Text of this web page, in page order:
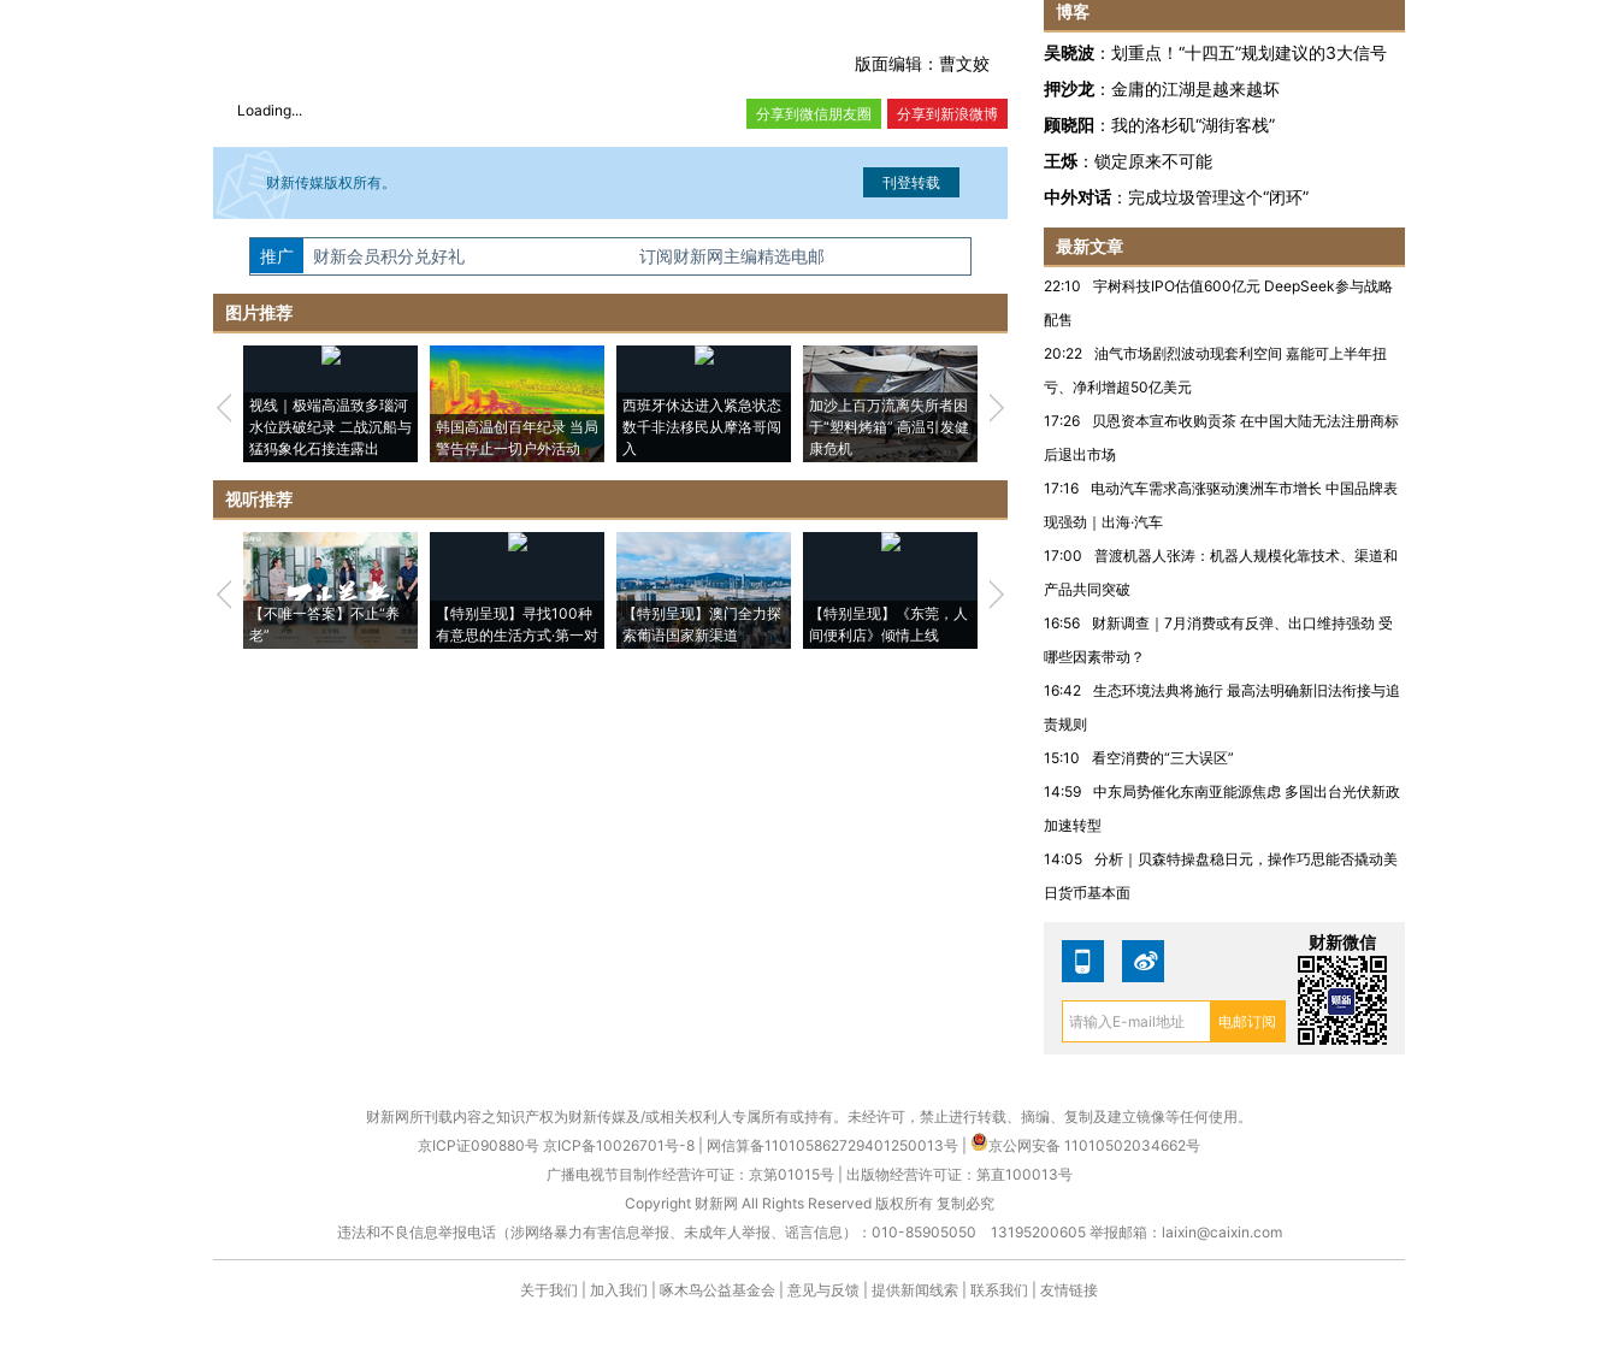
版面编辑：曹文姣
Loading... 分享到新浪微博
分享到微信朋友圈
财新传媒版权所有。
如需刊登转载请点击右侧按钮，提交相关信息。经确认即可刊登转载。
推广 财新会员积分兑好礼 订阅财新网主编精选电邮
图片推荐
视线｜极端高温致多瑙河
水位跌破纪录 二战沉船与
猛犸象化石接连露出
韩国高温创百年纪录 当局
警告停止一切户外活动
西班牙休达进入紧急状态
数千非法移民从摩洛哥闯
入
加沙上百万流离失所者困
于“塑料烤箱” 高温引发健
康危机
视线｜HYROX的吸金
术：是什么让中产们甘
心“花钱找虐”？
粒摇头丸 尿检体内含3种
度Z世代 用街头抗争将教
视听推荐
【不唯一答案】不止“养
老”
【特别呈现】寻找100种
有意思的生活方式·第一对
【特别呈现】澳门全力探
索葡语国家新渠道
【特别呈现】《东莞，人
间便利店》倾情上线
【推广】走进第四届链博
会，让数智科技“链”接产
【特别呈现】寻找100种
有意思的生活方式·第三对
CFO：不靠规模取胜，华
住三大增长引擎是什么？
博客
吴晓波 ： 划重点！“十四五”规划建议的3大信号
押沙龙 ： 金庸的江湖是越来越坏
顾晓阳 ： 我的洛杉矶“湖街客栈”
王烁 ： 锁定原来不可能
中外对话： 完成垃圾管理这个“闭环”
最新文章
22:10
宇树科技IPO估值600亿元 DeepSeek参与战略
配售
20:22
油气市场剧烈波动现套利空间 嘉能可上半年扭
亏、净利增超50亿美元
17:26
贝恩资本宣布收购贡茶 在中国大陆无法注册商标
后退出市场
17:16
电动汽车需求高涨驱动澳洲车市增长 中国品牌表
现强劲｜出海·汽车
17:00
普渡机器人张涛：机器人规模化靠技术、渠道和
产品共同突破
16:56
财新调查｜7月消费或有反弹、出口维持强劲 受
哪些因素带动？
16:42
生态环境法典将施行 最高法明确新旧法衔接与追
责规则
15:10
看空消费的“三大误区”
14:59
中东局势催化东南亚能源焦虑 多国出台光伏新政
加速转型
14:05
分析｜贝森特操盘稳日元，操作巧思能否撬动美
日货币基本面
财新微信
财新网所刊载内容之知识产权为财新传媒及/或相关权利人专属所有或持有。未经许可，禁止进行转载、摘编、复制及建立镜像等任何使用。
京ICP证090880号 京ICP备10026701号-8 网信算备110105862729401250013号
京公网安备 11010502034662号
广播电视节目制作经营许可证：京第01015号| 出版物经营许可证：第直100013号
Copyright 财新网 All Rights Reserved 版权所有 复制必究
违法和不良信息举报电话（涉网络暴力有害信息举报、未成年人举报、谣言信息）：010-85905050 13195200605 举报邮箱：laixin@caixin.com
关于我们 加入我们 啄木鸟公益基金会 意见与反馈 提供新闻线索 联系我们 友情链接